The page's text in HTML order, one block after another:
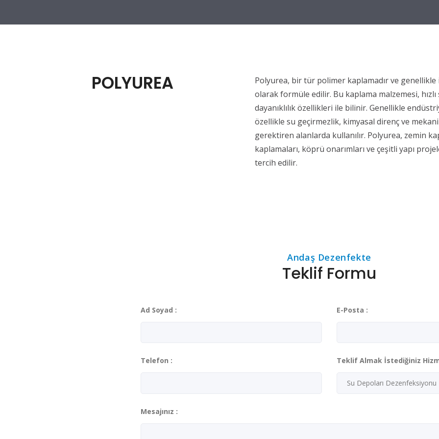
POLYUREA
Polyurea, bir tür polimer kaplamadır ve
olarak formüle edilir. Bu kaplama malzemesi,
dayanıklılık özellikleri ile bilinir. Genellikle
özellikle su geçirmezlik, kimyasal direnç ve
gerektiren alanlarda kullanılır. Polyurea, zemin
kaplamaları, köprü onarımları ve çeşitli yapı
tercih edilir.
Andaş Dezenfekte
Teklif Formu
Ad Soyad : E-Posta :
Telefon : Teklif Almak İstediğiniz
Mesajınız :